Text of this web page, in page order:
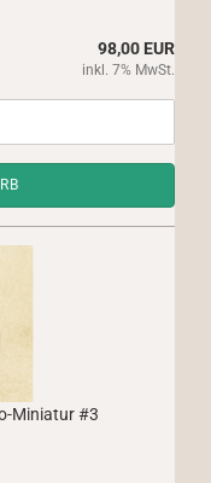
98,00 EUR
inkl. 7% MwSt.
Miniatur #3